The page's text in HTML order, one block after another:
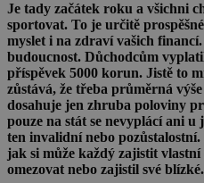
Je tady začátek roku a všichni
sportovat. To je určitě
myslet i na zdraví vašich
budoucnost. Důchodcům
příspěvek 5000 korun. Jistě to
zůstává, že třeba průměrná
dosahuje jen zhruba poloviny
pouze na stát se nevyplácí ani
ten invalidní nebo
jak si může každý zajistit
omezovat nebo zajistil své